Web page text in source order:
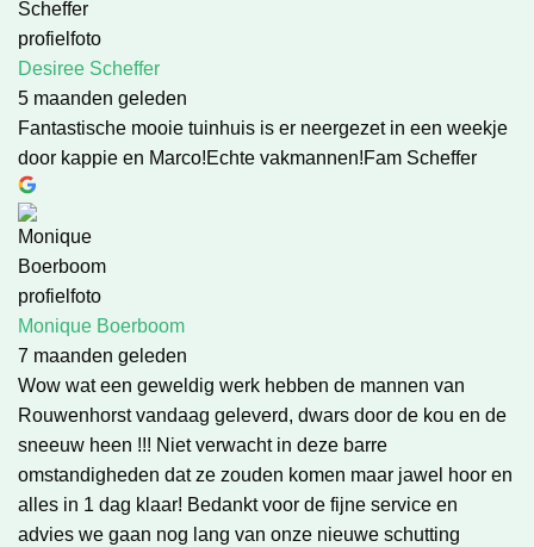
Desiree Scheffer
5 maanden geleden
Fantastische mooie tuinhuis is er neergezet in een weekje
door kappie en Marco!Echte vakmannen!Fam Scheffer
Monique Boerboom
7 maanden geleden
Wow wat een geweldig werk hebben de mannen van
Rouwenhorst vandaag geleverd, dwars door de kou en de
sneeuw heen !!! Niet verwacht in deze barre
omstandigheden dat ze zouden komen maar jawel hoor en
alles in 1 dag klaar! Bedankt voor de fijne service en
advies we gaan nog lang van onze nieuwe schutting